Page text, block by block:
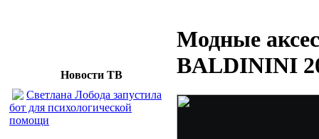
Новости ТВ
Светлана Лобода запустила
бот для психологической
помощи
Модные
BALDININI